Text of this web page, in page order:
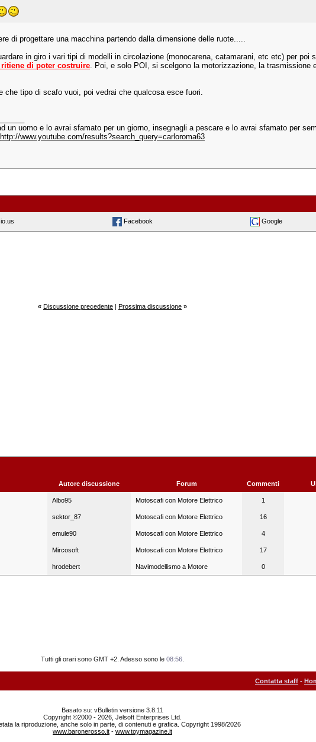
di progettare una macchina partendo dalla dimensione delle ruote.....
in giro i vari tipi di modelli in circolazione (monocarena, catamarani, etc etc) per poi
di poter costruire. Poi, e solo POI, si scelgono la motorizzazione, la trasmissione
che tipo di scafo vuoi, poi vedrai che qualcosa esce fuori.
un uomo e lo avrai sfamato per un giorno, insegnagli a pescare e lo avrai sfamato per
http://www.youtube.com/results?search_query=carloroma63
Facebook Google
« Discussione precedente | Prossima discussione »
Autore discussione Forum Commenti
Albo95 Motoscafi con Motore Elettrico 1
sektor_87 Motoscafi con Motore Elettrico 16
emule90 Motoscafi con Motore Elettrico 4
Mircosoft Motoscafi con Motore Elettrico 17
hrodebert Navimodellismo a Motore 0
Tutti gli orari sono GMT +2. Adesso sono le 08:56
Contatta staff -
Basato su: vBulletin versione 3.8.11
Copyright ©2000 - 2026, Jelsoft Enterprises Ltd.
la riproduzione, anche solo in parte, di contenuti e grafica. Copyright 1998/2026
www.baronerosso.it - www.toymagazine.it